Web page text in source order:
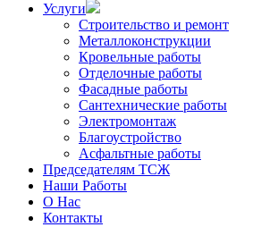
Услуги
Строительство и ремонт
Металлоконструкции
Кровельные работы
Отделочные работы
Фасадные работы
Сантехнические работы
Электромонтаж
Благоустройство
Асфальтные работы
Председателям ТСЖ
Наши Работы
О Нас
Контакты